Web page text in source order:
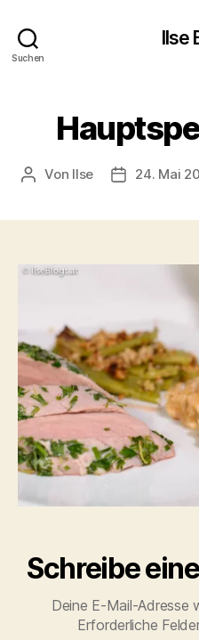
Suchen
Ilse
Beitragsautor
Von Ilse 24. Mai
Schreibe
Deine E-Mail-Adresse
Erforderliche